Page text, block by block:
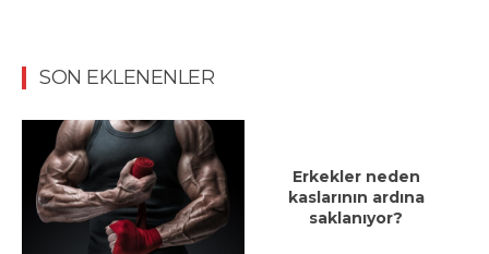
SON EKLENENLER
Erkekler neden
kaslarının ardına
saklanıyor?